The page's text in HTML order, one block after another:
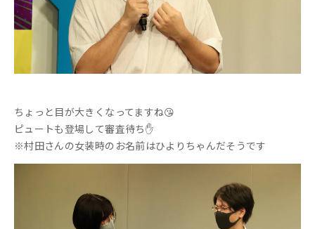
ちょっと目が大きくなってますね😘
ピュートも登場して審査待ち✋
※村田さんの女装時のお名前はひよりちゃんだそうです